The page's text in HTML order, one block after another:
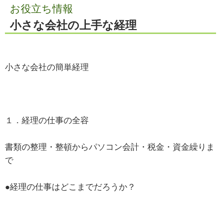
お役立ち情報
小さな会社の上手な経理
小さな会社の簡単経理
１．経理の仕事の全容
書類の整理・整頓からパソコン会計・税金・資金繰りま
で
●経理の仕事はどこまでだろうか？